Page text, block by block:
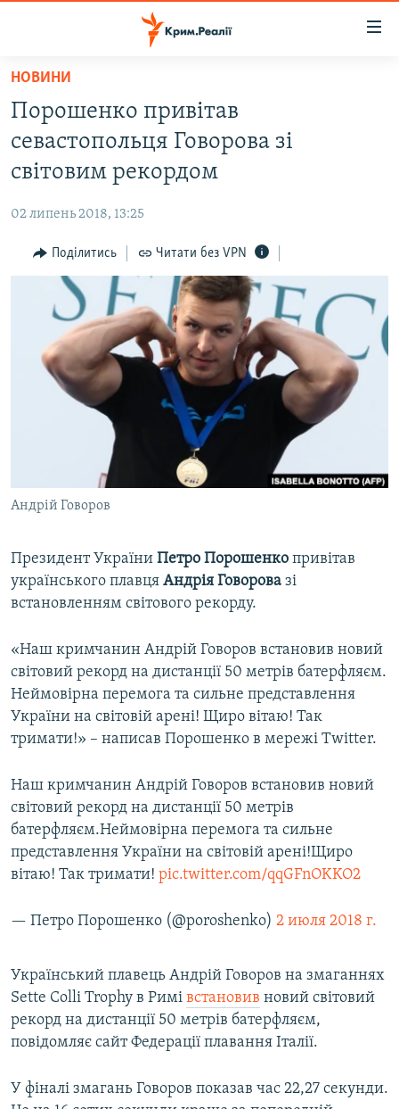
Перейти
основного
матеріалу
Перейти
до
основної
Перейти
до
ВОДА.КРИМ
ВІДЕО ТА ФОТО
БЛОГИ
ПОГЛЯД
ІНТЕРВ'Ю
ВСЕ ЗА ДЕНЬ
СПЕЦПРОЕКТИ
ДЕПОРТАЦІЯ
ВІДЕОУРОКИ «ELIFBE»
СВІДЧЕННЯ ОКУПАЦІЇ
УКРАЇНСЬКА ПРОБЛЕМА КРИМУ
ІНФОГРАФІКА
ЯК ОБІЙТИ БЛОКУВАННЯ
ДОЛУЧАЙСЯ!
Усі сайти RFE/RL
НОВИНИ
Порошенко привітав
севастопольця Говорова зі
світовим рекордом
02 липень 2018, 13:25
Поділитись Читати без VPN
Андрій Говоров
Президент України Петро Порошенко привітав
українського плавця Андрія Говорова зі
встановленням світового рекорду.
«Наш кримчанин Андрій Говоров встановив новий
світовий рекорд на дистанції 50 метрів батерфляєм.
Неймовірна перемога та сильне представлення
України на світовій арені! Щиро вітаю! Так
тримати!» – написав Порошенко в мережі Twitter.
Наш кримчанин Андрій Говоров встановив новий
світовий рекорд на дистанції 50 метрів
батерфляєм.Неймовірна перемога та сильне
представлення України на світовій арені!Щиро
вітаю! Так тримати! pic.twitter.com/qqGFnOKKO2
— Петро Порошенко (@poroshenko) 2 июля 2018 г.
Український плавець Андрій Говоров на змаганнях
Sette Colli Trophy в Римі встановив новий світовий
рекорд на дистанції 50 метрів батерфляєм,
повідомляє сайт Федерації плавання Італії.
У фіналі змагань Говоров показав час 22,27 секунди.